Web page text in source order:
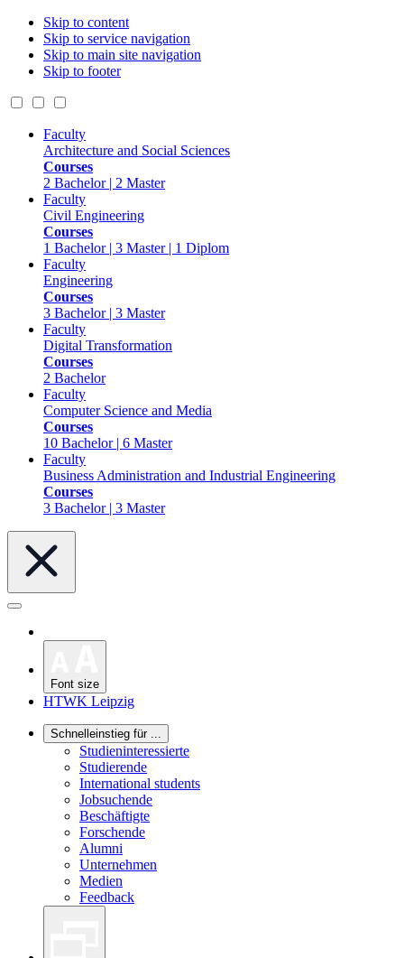
Skip to content
Skip to service navigation
Skip to main site navigation
Skip to footer
Faculty
Architecture and Social Sciences
Courses
2 Bachelor | 2 Master
Faculty
Civil Engineering
Courses
1 Bachelor | 3 Master | 1 Diplom
Faculty
Engineering
Courses
3 Bachelor | 3 Master
Faculty
Digital Transformation
Courses
2 Bachelor
Faculty
Computer Science and Media
Courses
10 Bachelor | 6 Master
Faculty
Business Administration and Industrial Engineering
Courses
3 Bachelor | 3 Master
Font size
HTWK Leipzig
Schnelleinstieg für ...
Studieninteressierte
Studierende
International students
Jobsuchende
Beschäftigte
Forschende
Alumni
Unternehmen
Medien
Feedback